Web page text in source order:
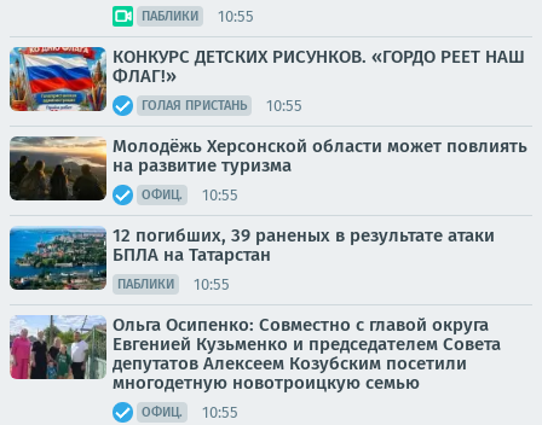
ПАБЛИКИ 10:55
КОНКУРС ДЕТСКИХ РИСУНКОВ. «ГОРДО РЕЕТ НАШ
ФЛАГ!»
ГОЛАЯ ПРИСТАНЬ 10:55
Молодёжь Херсонской области может повлиять
на развитие туризма
ОФИЦ. 10:55
12 погибших, 39 раненых в результате атаки
БПЛА на Татарстан
ПАБЛИКИ 10:55
Ольга Осипенко: Совместно с главой округа
Евгенией Кузьменко и председателем Совета
депутатов Алексеем Козубским посетили
многодетную новотроицкую семью
ОФИЦ. 10:55